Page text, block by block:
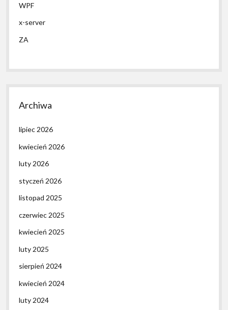
WPF
x-server
ZA
Archiwa
lipiec 2026
kwiecień 2026
luty 2026
styczeń 2026
listopad 2025
czerwiec 2025
kwiecień 2025
luty 2025
sierpień 2024
kwiecień 2024
luty 2024